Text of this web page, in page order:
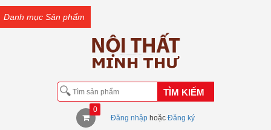
TÌM KIẾM
0
Đăng nhập hoặc Đăng ký
Danh mục Sản phẩm